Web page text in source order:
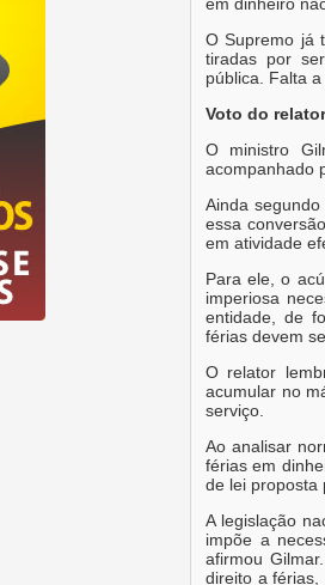
O Supremo já
tiradas por
pública. Falta
Voto do relator
O ministro
acompanhado
Ainda
essa
em atividade
Para ele, o
imperiosa
entidade, de
férias devem
O relator
acumular no
serviço.
Ao analisar
férias em
de lei proposta
A legislação
impõe a
afirmou
direito a